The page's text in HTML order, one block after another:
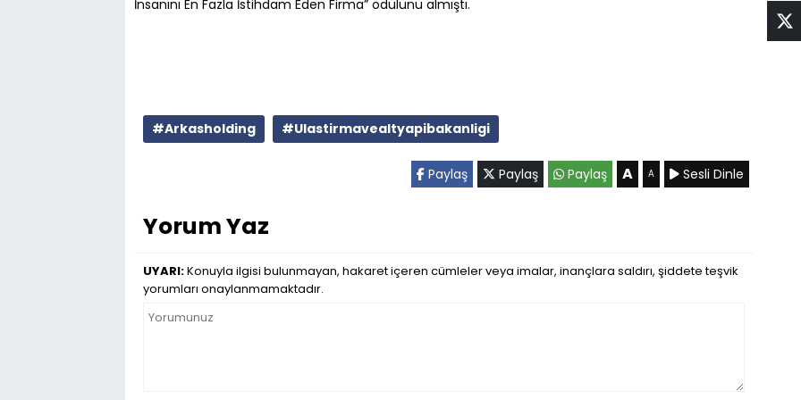
İnsanını En Fazla İstihdam Eden Firma” ödülünü almıştı.
#Arkasholding #Ulastirmavealtyapibakanligi
Paylaş Paylaş Paylaş A A Sesli Dinle
Yorum Yaz
UYARI:Konuyla ilgisi bulunmayan, hakaret içeren cümleler veya imalar, inançlara saldırı, şiddete teşvik
yorumları onaylanmamaktadır.